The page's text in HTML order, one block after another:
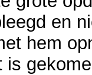
en
hem
is